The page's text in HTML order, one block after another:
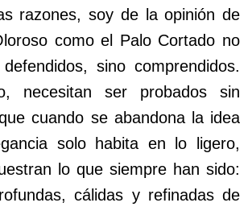
razones, soy de la opinión de
como el Palo Cortado no
sino comprendidos.
necesitan ser probados sin
cuando se abandona la idea
solo habita en lo ligero,
lo que siempre han sido:
cálidas y refinadas de